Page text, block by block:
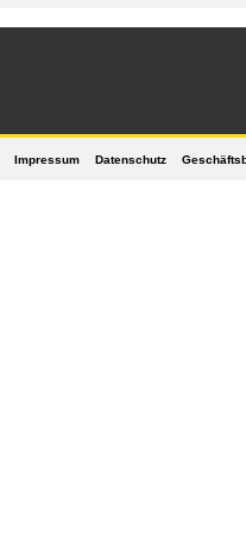
Impressum Datenschutz